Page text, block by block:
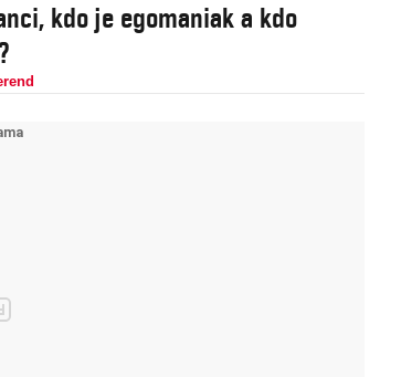
kdo je egomaniak a kdo